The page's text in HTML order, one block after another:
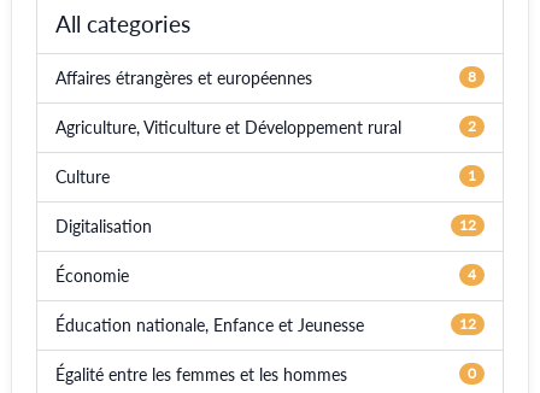
All categories
Affaires étrangères et européennes 8
Agriculture, Viticulture et Développement rural 2
Culture 1
Digitalisation 12
Économie 4
Éducation nationale, Enfance et Jeunesse 12
Égalité entre les femmes et les hommes 0